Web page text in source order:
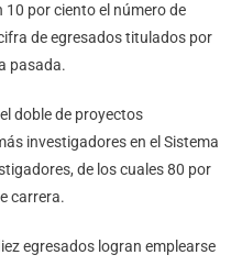
por ciento el número de
de egresados titulados por
pasada.
doble de proyectos
investigadores en el Sistema
de los cuales 80 por
carrera.
egresados logran emplearse